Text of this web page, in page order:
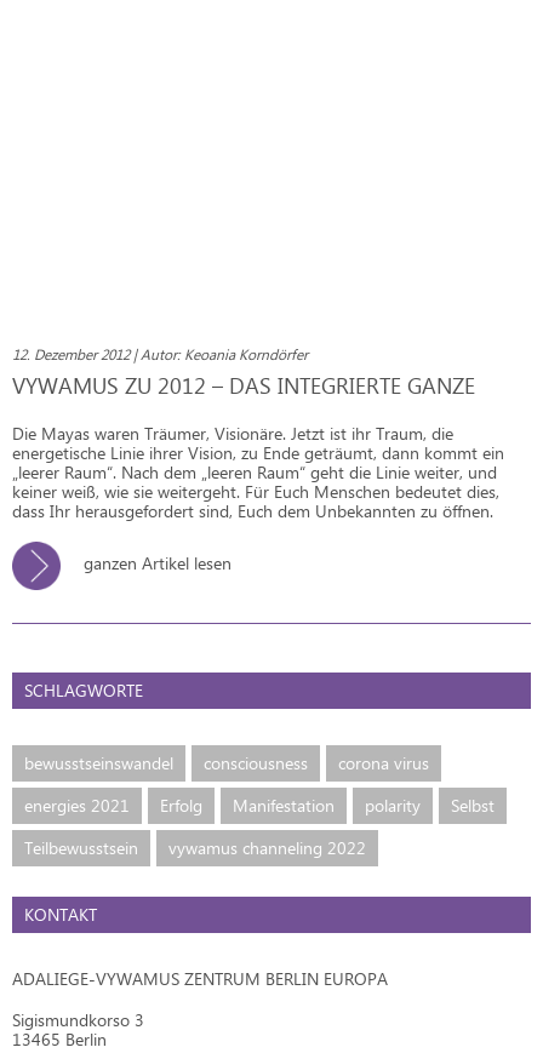
12. Dezember 2012 | Autor: Keoania Korndörfer
VYWAMUS ZU 2012 – DAS INTEGRIERTE GANZE
Die Mayas waren Träumer, Visionäre. Jetzt ist ihr Traum, die
energetische Linie ihrer Vision, zu Ende geträumt, dann kommt ein
„leerer Raum“. Nach dem „leeren Raum“ geht die Linie weiter, und
keiner weiß, wie sie weitergeht. Für Euch Menschen bedeutet dies,
dass Ihr herausgefordert sind, Euch dem Unbekannten zu öffnen.
ganzen Artikel lesen
SCHLAGWORTE
bewusstseinswandel consciousness
corona virus
energies 2021
Erfolg Manifestation polarity
Selbst
Teilbewusstsein
vywamus channeling 2022
KONTAKT
ADALIEGE-VYWAMUS ZENTRUM BERLIN EUROPA
Sigismundkorso 3
13465 Berlin